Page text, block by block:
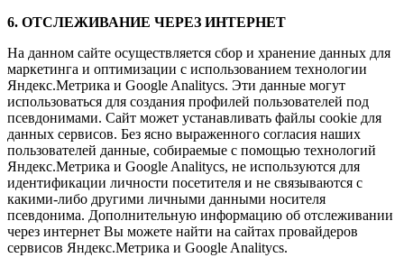
6. ОТСЛЕЖИВАНИЕ ЧЕРЕЗ ИНТЕРНЕТ
На данном сайте осуществляется сбор и хранение данных для
маркетинга и оптимизации с использованием технологии
Яндекс.Метрика и Google Analitycs. Эти данные могут
использоваться для создания профилей пользователей под
псевдонимами. Сайт может устанавливать файлы cookie для
данных сервисов. Без ясно выраженного согласия наших
пользователей данные, собираемые с помощью технологий
Яндекс.Метрика и Google Analitycs, не используются для
идентификации личности посетителя и не связываются с
какими-либо другими личными данными носителя
псевдонима. Дополнительную информацию об отслеживании
через интернет Вы можете найти на сайтах провайдеров
сервисов Яндекс.Метрика и Google Analitycs.